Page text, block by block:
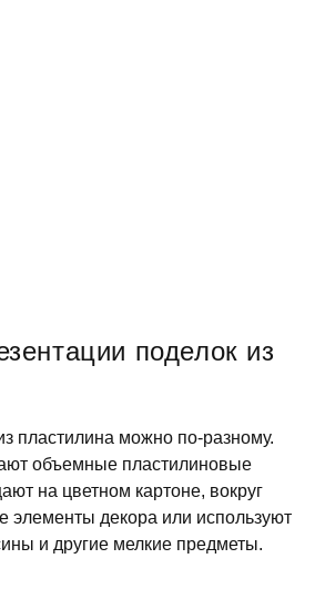
поделок из
пластилина можно по-разному.
объемные пластилиновые
на цветном картоне, вокруг
элементы декора или используют
и другие мелкие предметы.